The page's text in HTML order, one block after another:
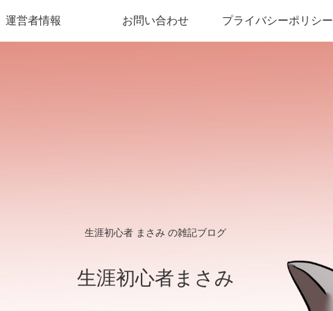
生涯初心者 まさみ の雑記ブログ
生涯初心者まさみ
運営者情報 お問い合わせ プライバシーポリシー